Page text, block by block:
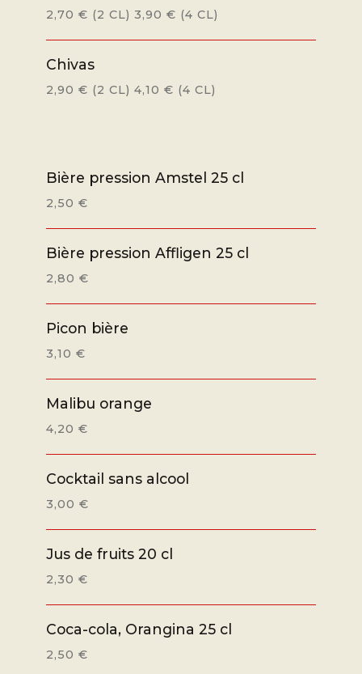
2,70 € (2 CL) 3,90 € (4 CL)
Chivas
2,90 € (2 CL) 4,10 € (4 CL)
Bière pression Amstel 25 cl
2,50 €
Bière pression Affligen 25 cl
2,80 €
Picon bière
3,10 €
Malibu orange
4,20 €
Cocktail sans alcool
3,00 €
Jus de fruits 20 cl
2,30 €
Coca-cola, Orangina 25 cl
2,50 €